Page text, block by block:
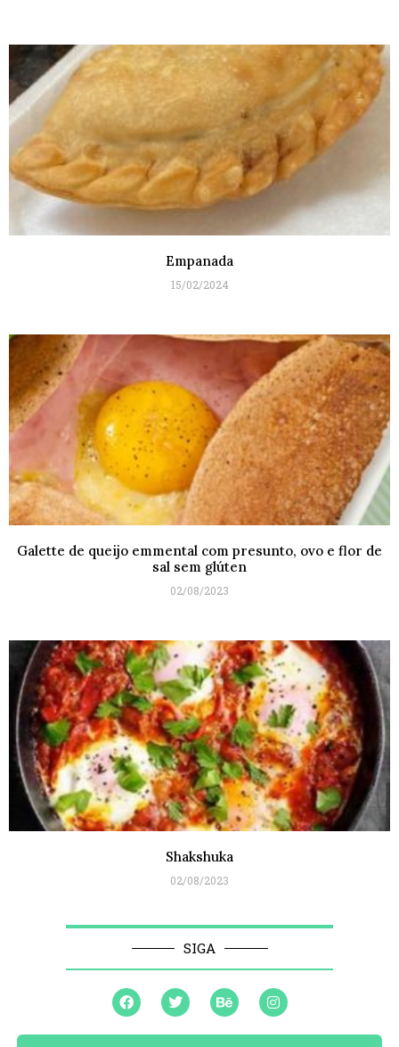
Empanada
15/02/2024
Galette de queijo emmental com presunto, ovo e flor de
sal sem glúten
02/08/2023
Shakshuka
02/08/2023
SIGA